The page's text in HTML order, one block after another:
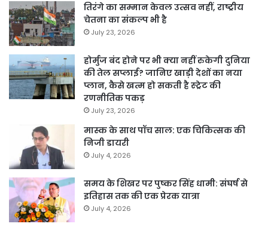
तिरंगे का सम्मान केवल उत्सव नहीं, राष्ट्रीय
चेतना का संकल्प भी है
July 23, 2026
होर्मुज बंद होने पर भी क्या नहीं रुकेगी दुनिया
की तेल सप्लाई? जानिए खाड़ी देशों का नया
प्लान, कैसे खत्म हो सकती है स्ट्रेट की
रणनीतिक पकड़
July 23, 2026
मास्क के साथ पॉच साल: एक चिकित्सक की
निजी डायरी
July 4, 2026
समय के शिखर पर पुष्कर सिंह धामी: संघर्ष से
इतिहास तक की एक प्रेरक यात्रा
July 4, 2026